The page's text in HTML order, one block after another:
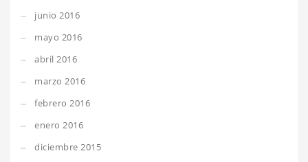
junio 2016
mayo 2016
abril 2016
marzo 2016
febrero 2016
enero 2016
diciembre 2015